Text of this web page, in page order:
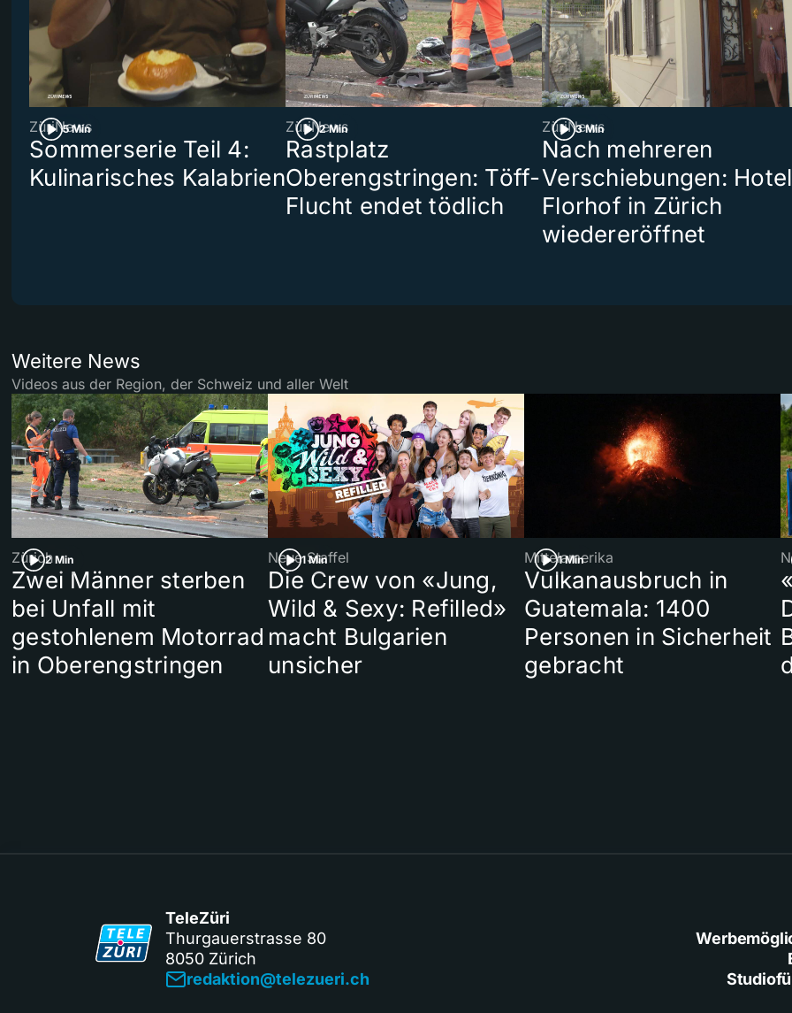
5 Min
ZüriNews
Sommerserie Teil 4:
Kulinarisches Kalabrien
2 Min
ZüriNews
Rastplatz
Oberengstringen: Töff-
Flucht endet tödlich
3 Min
ZüriNews
Nach mehreren
Verschiebungen: Hotel
Florhof in Zürich
wiedereröffnet
Weitere News
Videos aus der Region, der Schweiz und aller Welt
2 Min
Zürich
Zwei Männer sterben
bei Unfall mit
gestohlenem Motorrad
in Oberengstringen
1 Min
Neue Staffel
Die Crew von «Jung,
Wild & Sexy: Refilled»
macht Bulgarien
unsicher
1 Min
Mittelamerika
Vulkanausbruch in
Guatemala: 1400
Personen in Sicherheit
gebracht
TeleZüri
Thurgauerstrasse 80
8050 Zürich
redaktion@telezueri.ch